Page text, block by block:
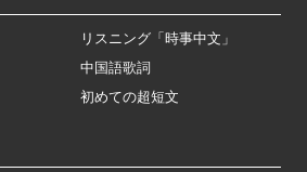
リスニング「時事中文」
中国語歌詞
初めての超短文